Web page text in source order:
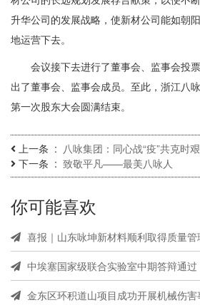
升华公司的发展战略，使新材公司能如朝
地运营下去。
会议接下去进行了董事会、监事会投
出了董事会、监事会成员。至此，浙江八
第一次股东大会圆满结束。
上一条
八咏集团：同心战“疫”共克时艰
下一条
致敬平凡——最美八咏人
你可能喜欢
喜报｜山东咏坤新材料顺利取得质量管理体
中埃塞国家级联合实验室中期答辩通过 八咏新材打通道路固废
金东区环积道山项目成功开展机械伤害事故应